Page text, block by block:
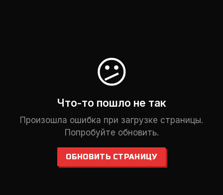
😕
Что-то пошло не так
Произошла ошибка при загрузке страницы.
Попробуйте обновить.
ОБНОВИТЬ СТРАНИЦУ